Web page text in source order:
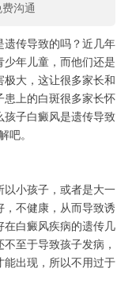
沟通
遗传导致的吗？近几年
年儿童，而他们还是
大，这让很多家长和
患上的白斑很多家长怀
孩子白癜风是遗传导致
吧。
小孩子，或者是大一
，不健康，从而导致诱
在白癜风疾病的遗传几
至于导致孩子发病，
能出现，所以不用过于